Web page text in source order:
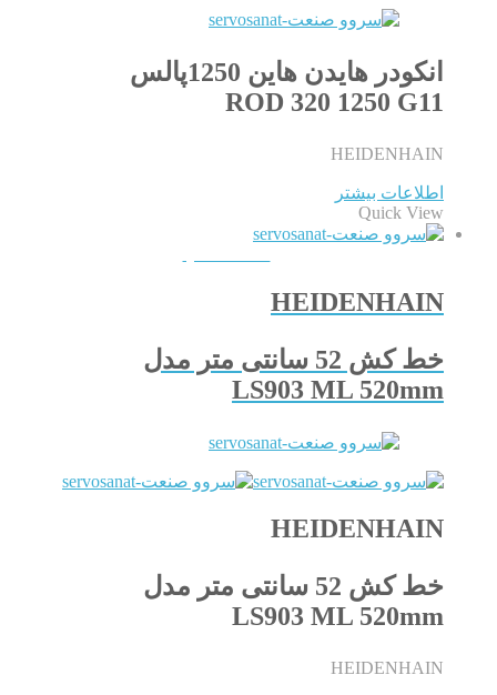
انکودر هایدن هاین 1250پالس
ROD 320 1250 G11
HEIDENHAIN
اطلاعات بیشتر
Quick View
HEIDENHAIN
خط کش 52 سانتی متر مدل
LS903 ML 520mm
HEIDENHAIN
خط کش 52 سانتی متر مدل
LS903 ML 520mm
HEIDENHAIN